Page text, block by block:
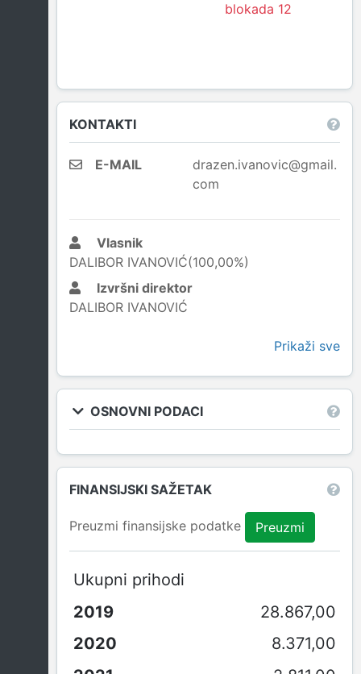
blokada 12
KONTAKTI
E-MAIL
drazen.ivanovic@gmail.
com
Vlasnik
DALIBOR IVANOVIĆ(100,00%)
Izvršni direktor
DALIBOR IVANOVIĆ
Prikaži sve
OSNOVNI PODACI
FINANSIJSKI SAŽETAK
Preuzmi finansijske podatke Preuzmi
Ukupni prihodi
28.867,00
8.371,00